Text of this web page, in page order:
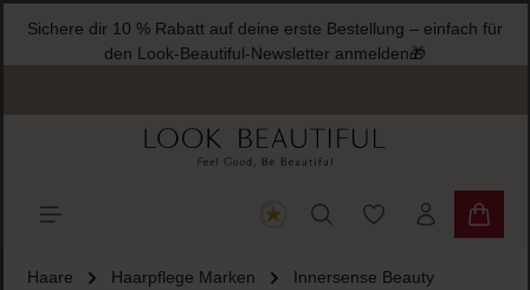
springenSichere dir 10 % Rabatt auf deine erste Bestellung –
den Look-Beautiful-Newsletter anmelden🎁
Du hast 0
Haare Haarpflege Marken Innersense Beauty